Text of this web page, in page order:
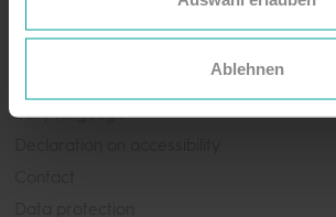
Ablehnen
Jetzt anmelden
Easy language